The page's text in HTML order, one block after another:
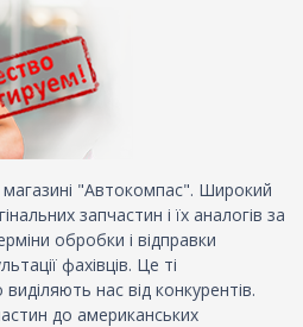
"Автокомпас". Широкий
запчастин і їх аналогів за
обробки і відправки
фахівців. Це ті
нас від конкурентів.
до американських